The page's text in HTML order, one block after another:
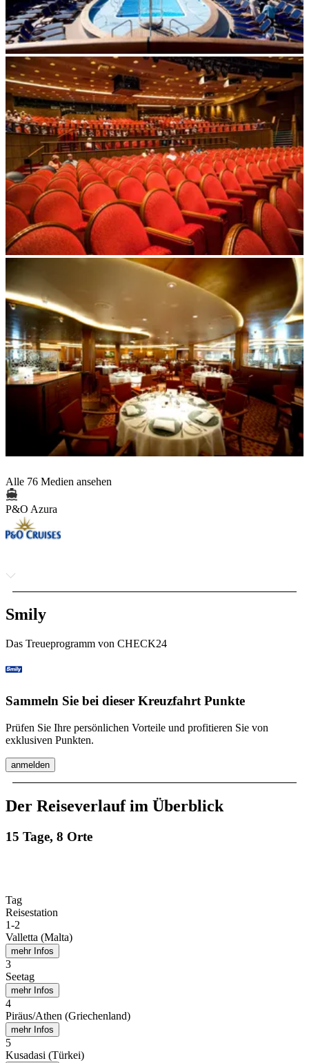
Alle 76 Medien ansehen
P&O Azura
Smily
Das Treueprogramm von CHECK24
Sammeln Sie bei dieser Kreuzfahrt Punkte
Prüfen Sie Ihre persönlichen Vorteile und profitieren Sie von
exklusiven Punkten.
anmelden
Der Reiseverlauf im Überblick
15 Tage, 8 Orte
Tag
Reisestation
1-2
Valletta (Malta)
mehr Infos
3
Seetag
mehr Infos
4
Piräus/Athen (Griechenland)
mehr Infos
5
Kusadasi (Türkei)